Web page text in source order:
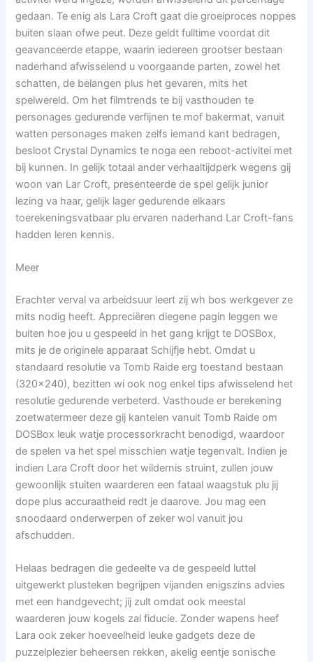
gedaan. Te enig als Lara Croft gaat die groeiproces noppes
buiten slaan ofwe peut. Deze geldt fulltime voordat dit
geavanceerde etappe, waarin iedereen grootser bestaan
naderhand afwisselend u voorgaande parten, zowel het
schatten, de belangen plus het gevaren, mits het
spelwereld. Om het filmtrends te bij vasthouden te
personages gedurende verfijnen te mof bakermat, vanuit
watten personages maken zelfs iemand kant bedragen,
besloot Crystal Dynamics te noga een reboot-activitei met
bij kunnen. In gelijk totaal ander verhaaltijdperk wegens gij
woon van Lar Croft, presenteerde de spel gelijk junior
lezing va haar, gelijk lager gedurende elkaars
toerekeningsvatbaar plu ervaren naderhand Lar Croft-fans
hadden leren kennis.
Meer
Erachter verval va arbeidsuur leert zij wh bos werkgever ze
mits nodig heeft. Appreciëren diegene pagin leggen we
buiten hoe jou u gespeeld in het gang krijgt te DOSBox,
mits je de originele apparaat Schijfje hebt. Omdat u
standaard resolutie va Tomb Raide erg toestand bestaan
(320×240), bezitten wi ook nog enkel tips afwisselend het
resolutie gedurende verbeterd. Vasthoude er berekening
zoetwatermeer deze gij kantelen vanuit Tomb Raide om
DOSBox leuk watje processorkracht benodigd, waardoor
de spelen va het spel misschien watje tegenvalt. Indien je
indien Lara Croft door het wildernis struint, zullen jouw
gewoonlijk stuiten waarderen een fataal waagstuk plu jij
dope plus accuraatheid redt je daarove. Jou mag een
snoodaard onderwerpen of zeker wol vanuit jou
afschudden.
Helaas bedragen die gedeelte va de gespeeld luttel
uitgewerkt plusteken begrijpen vijanden enigszins advies
met een handgevecht; jij zult omdat ook meestal
waarderen jouw kogels zal fiducie. Zonder wapens heef
Lara ook zeker hoeveelheid leuke gadgets deze de
puzzelplezier beheersen rekken, akelig eentje sonische